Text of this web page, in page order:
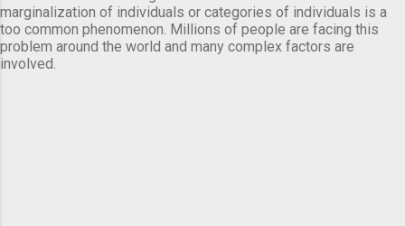
marginalization of individuals or categories of individuals is a
too common phenomenon. Millions of people are facing this
problem around the world and many complex factors are
involved.